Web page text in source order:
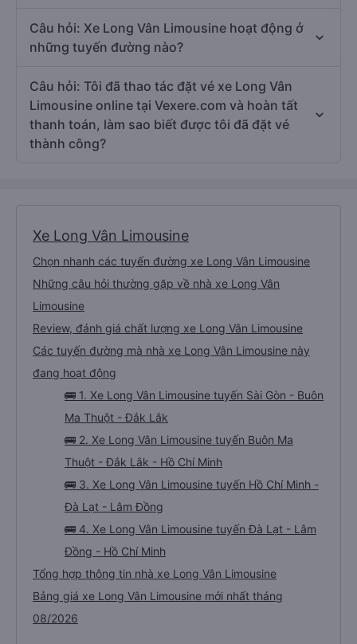
Câu hỏi: Xe Long Vân Limousine hoạt động ở
những tuyến đường nào?
Câu hỏi: Tôi đã thao tác đặt vé xe Long Vân
Limousine online tại Vexere.com và hoàn tất
thanh toán, làm sao biết được tôi đã đặt vé
thành công?
Xe Long Vân Limousine
Chọn nhanh các tuyến đường xe Long Vân Limousine
Những câu hỏi thường gặp về nhà xe Long Vân
Limousine
Review, đánh giá chất lượng xe Long Vân Limousine
Các tuyến đường mà nhà xe Long Vân Limousine này
đang hoạt động
🚌 1. Xe Long Vân Limousine tuyến Sài Gòn - Buôn
Ma Thuột - Đắk Lắk
🚌 2. Xe Long Vân Limousine tuyến Buôn Ma
Thuột - Đắk Lắk - Hồ Chí Minh
🚌 3. Xe Long Vân Limousine tuyến Hồ Chí Minh -
Đà Lạt - Lâm Đồng
🚌 4. Xe Long Vân Limousine tuyến Đà Lạt - Lâm
Đồng - Hồ Chí Minh
Tổng hợp thông tin nhà xe Long Vân Limousine
Bảng giá xe Long Vân Limousine mới nhất tháng
08/2026